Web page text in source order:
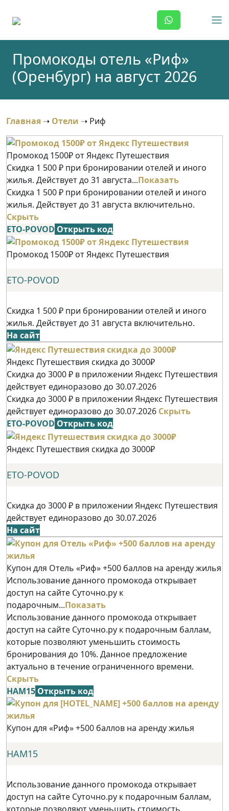
Промокоды отель «Риф»
(Оренбург) на август 2026
Главная ➝ Отели ➝ Риф
Промокод 1500₽ от Яндекс Путешествия
Скидка 1 500 ₽ при бронировании отелей и иного
жилья. Действует до 31 августа...Показать
Скидка 1 500 ₽ при бронировании отелей и иного
жилья. Действует до 31 августа включительно.
Скрыть
ETO-POVOD Открыть код
Промокод 1500₽ от Яндекс Путешествия
ETO-POVOD
Скидка 1 500 ₽ при бронировании отелей и иного
жилья. Действует до 31 августа включительно.
На сайт
Яндекс Путешествия скидка до 3000₽
Скидка до 3000 ₽ в приложении Яндекс Путешествия
действует единоразово до 30.07.2026
Скидка до 3000 ₽ в приложении Яндекс Путешествия
действует единоразово до 30.07.2026 Скрыть
ETO-POVOD Открыть код
Яндекс Путешествия скидка до 3000₽
ETO-POVOD
Скидка до 3000 ₽ в приложении Яндекс Путешествия
действует единоразово до 30.07.2026
На сайт
Купон для Отель «Риф» +500 баллов на аренду жилья
Использование данного промокода открывает
доступ на сайте Суточно.ру к
подарочным...Показать
Использование данного промокода открывает
доступ на сайте Суточно.ру к подарочным баллам,
которые позволяют уменьшить стоимость
бронирования до 10%. Данное предложение
актуально в течение ограниченного времени.
Скрыть
НАМ15 Открыть код
Купон для «Риф» +500 баллов на аренду жилья
НАМ15
Использование данного промокода открывает
доступ на сайте Суточно.ру к подарочным баллам,
которые позволяют уменьшить стоимость